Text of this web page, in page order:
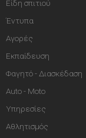
Είδη σπιτιού
Έντυπα
Αγορές
Εκπαίδευση
Φαγητό - Διασκέδαση
Auto - Moto
Υπηρεσίες
Αθλητισμός